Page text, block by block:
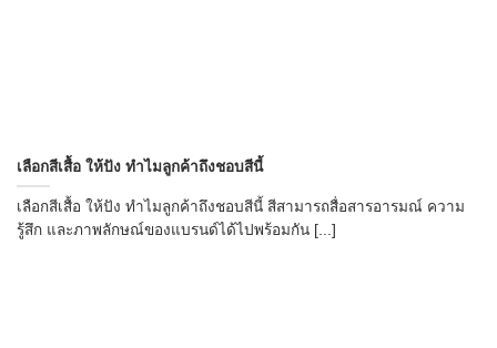
เลือกสีเสื้อ ให้ปัง ทำไมลูกค้าถึงชอบสีนี้
เลือกสีเสื้อ ให้ปัง ทำไมลูกค้าถึงชอบสีนี้ สีสามารถสื่อสารอารมณ์ ความ
รู้สึก และภาพลักษณ์ของแบรนด์ได้ไปพร้อมกัน [...]